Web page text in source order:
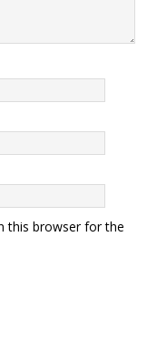
this browser for the